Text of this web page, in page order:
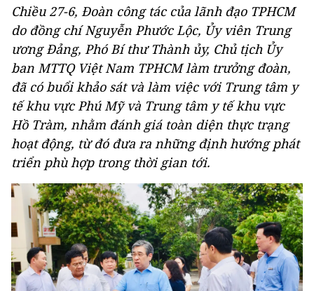
Chiều 27-6, Đoàn công tác của lãnh đạo TPHCM
do đồng chí Nguyễn Phước Lộc, Ủy viên Trung
ương Đảng, Phó Bí thư Thành ủy, Chủ tịch Ủy
ban MTTQ Việt Nam TPHCM làm trưởng đoàn,
đã có buổi khảo sát và làm việc với Trung tâm y
tế khu vực Phú Mỹ và Trung tâm y tế khu vực
Hồ Tràm, nhằm đánh giá toàn diện thực trạng
hoạt động, từ đó đưa ra những định hướng phát
triển phù hợp trong thời gian tới.